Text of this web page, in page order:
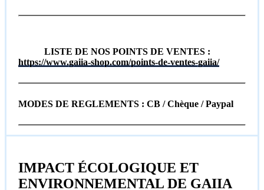
LISTE DE NOS POINTS DE VENTES :
https://www.gaiia-shop.com/points-de-ventes-gaiia/
MODES DE REGLEMENTS : CB / Chèque / Paypal
IMPACT ÉCOLOGIQUE ET
ENVIRONNEMENTAL DE GAIIA